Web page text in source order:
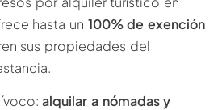
hasta un 100% de exención
sus propiedades del
alquilar a nómadas y